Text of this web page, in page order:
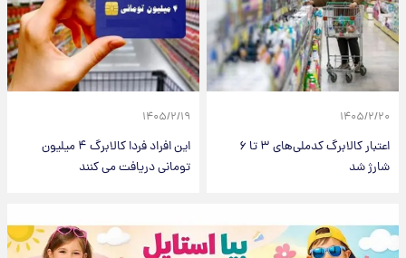
۱۴۰۵/۲/۲۰
اعتبار کالابرگ کدملی‌های ۳ تا ۶
شارژ شد
۱۴۰۵/۲/۱۹
این افراد فردا کالابرگ ۴ میلیون
تومانی دریافت می کنند